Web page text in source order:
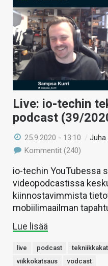
Live: io-techin
podcast (39/
25.9.2020 - 13:10 /Juha
Kommentit (240)
io-techin YouTubessa
videopodcastissa
kiinnostavimmista
mobiilimaailman
Lue lisää
live podcast
viikkokatsaus
vodcast